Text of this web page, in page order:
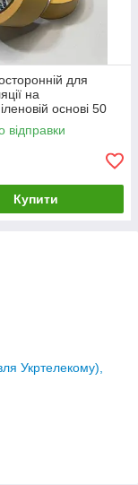
для
на
основі 50
Ультра"
відправки
Купити
Укртелекому),